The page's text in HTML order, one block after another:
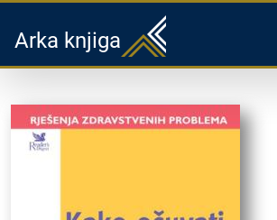
Arka knjiga